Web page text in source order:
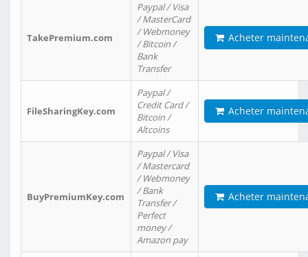
TakePremium.com
Paypal / Visa
/ MasterCard
/ Webmoney
/ Bitcoin /
Bank
Transfer
Acheter
FileSharingKey.com
Paypal /
Credit Card /
Bitcoin /
Altcoins
Acheter
BuyPremiumKey.com
Paypal / Visa
/ Mastercard
/ Webmoney
/ Bank
Transfer /
Perfect
money /
Amazon pay
Acheter